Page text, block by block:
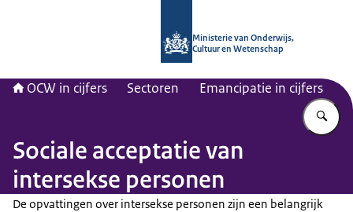
Ministerie van Onderwijs,
Cultuur en Wetenschap
OCW in cijfers Sectoren Emancipatie in cijfers
Sociale acceptatie van
intersekse personen
De opvattingen over intersekse personen zijn een belangrijk